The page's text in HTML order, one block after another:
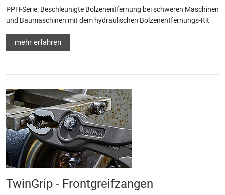
PPH-Serie: Beschleunigte Bolzenentfernung bei schweren Maschinen
und Baumaschinen mit dem hydraulischen Bolzenentfernungs-Kit
mehr erfahren
TwinGrip - Frontgreifzangen